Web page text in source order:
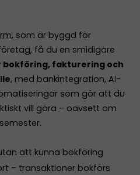
, som är byggd för
få du en smidigare
bokföring, fakturering och
, med bankintegration, AI-
som gör att du
vill göra – oavsett om
att kunna bokföring
– transaktioner bokförs